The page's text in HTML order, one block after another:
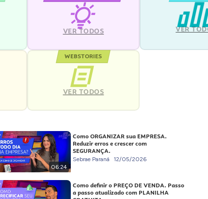
VER TODOS VER
WEBSTORIES
VER TODOS
06:24
Como ORGANIZAR sua EMPRESA.
Reduzir erros e crescer com
SEGURANÇA.
Sebrae Paraná 12/05/2026
Como definir o PREÇO DE VENDA. Passo
a passo atualizado com PLANILHA